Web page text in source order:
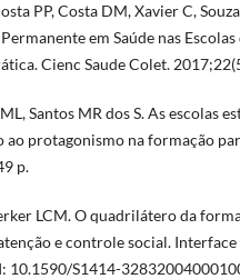
PP, Costa DM, Xavier C,
em Saúde nas
Cienc Saude Colet.
Santos MR dos S. As escolas
protagonismo na formação
p.
LCM. O quadrilátero da
e controle social.
10.1590/S1414-